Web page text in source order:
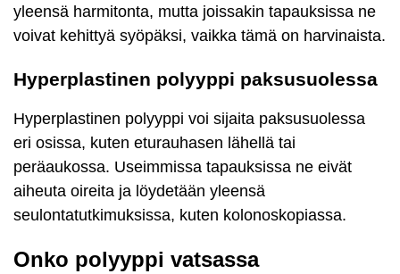
yleensä harmitonta, mutta joissakin tapauksissa ne
voivat kehittyä syöpäksi, vaikka tämä on harvinaista.
Hyperplastinen polyyppi paksusuolessa
Hyperplastinen polyyppi voi sijaita paksusuolessa
eri osissa, kuten eturauhasen lähellä tai
peräaukossa. Useimmissa tapauksissa ne eivät
aiheuta oireita ja löydetään yleensä
seulontatutkimuksissa, kuten kolonoskopiassa.
Onko polyyppi vatsassa